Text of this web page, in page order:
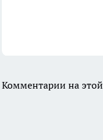
Комментарии на